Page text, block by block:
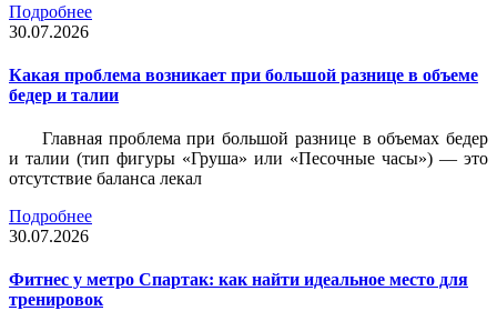
Подробнее
30.07.2026
Какая проблема возникает при большой разнице в объеме
бедер и талии
Главная проблема при большой разнице в объемах бедер
и талии (тип фигуры «Груша» или «Песочные часы») — это
отсутствие баланса лекал
Подробнее
30.07.2026
Фитнес у метро Спартак: как найти идеальное место для
тренировок